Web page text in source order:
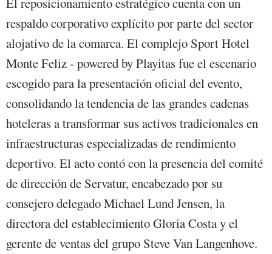
respaldo corporativo explícito por parte del sector
alojativo de la comarca. El complejo Sport Hotel
Monte Feliz - powered by Playitas fue el escenario
escogido para la presentación oficial del evento,
consolidando la tendencia de las grandes cadenas
hoteleras a transformar sus activos tradicionales en
infraestructuras especializadas de rendimiento
deportivo. El acto contó con la presencia del comité
de dirección de Servatur, encabezado por su
consejero delegado Michael Lund Jensen, la
directora del establecimiento Gloria Costa y el
gerente de ventas del grupo Steve Van Langenhove.